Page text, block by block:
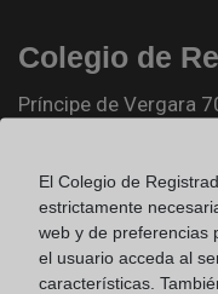
Colegio de
Príncipe de Vergara
Fax:91 564 11 59
Email:
Registro de entrada
El Colegio de
estrictamente
web y de preferencias
el usuario acceda al
características.